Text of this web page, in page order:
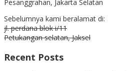
Pesanggrahan, Jakarta Selatan
Sebelumnya kami beralamat di:
jl. perdana blok i/11
Petukangan selatan, Jaksel
Recent Posts